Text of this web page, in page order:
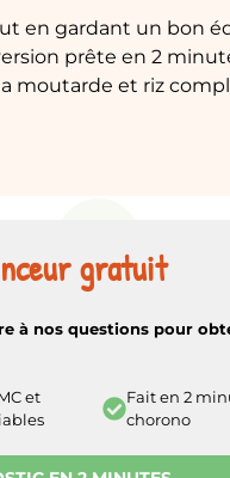
en gardant un bon
prête en 2
moutarde et riz
gratuit
à nos questions pour
et
Fait en 2
chorono